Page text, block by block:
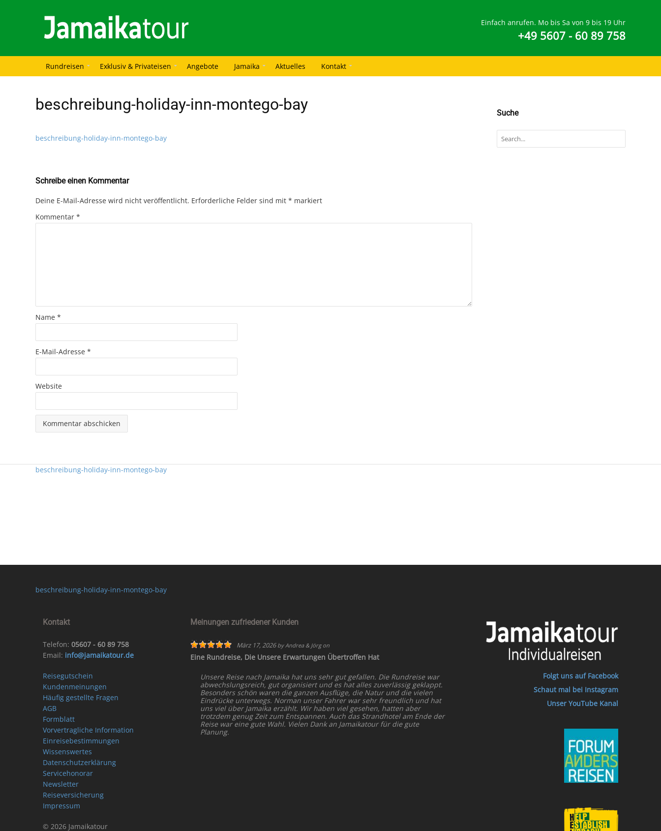
Einfach anrufen. Mo bis Sa von 9 bis 19 Uhr
+49 5607 - 60 89 758
Rundreisen Exklusiv & Privateisen Angebote Jamaika Aktuelles Kontakt
beschreibung-holiday-inn-montego-bay
beschreibung-holiday-inn-montego-bay
Schreibe einen Kommentar
Deine E-Mail-Adresse wird nicht veröffentlicht. Erforderliche Felder sind mit * markiert
Kommentar *
Name *
E-Mail-Adresse *
Website
Suche
beschreibung-holiday-inn-montego-bay
beschreibung-holiday-inn-montego-bay
Kontakt
Telefon: 05607 - 60 89 758
Email: info@jamaikatour.de
Reisegutschein
Kundenmeinungen
Häufig gestellte Fragen
AGB
Formblatt
Vorvertragliche Information
Einreisebestimmungen
Wissenswertes
Datenschutzerklärung
Servicehonorar
Newsletter
Reiseversicherung
Impressum
© 2026 Jamaikatour
Meinungen zufriedener Kunden
März 17, 2026byAndrea & Jörgon
Eine Rundreise, Die Unsere Erwartungen Übertroffen Hat
Unsere Reise nach Jamaika hat uns sehr gut gefallen. Die Rundreise war
abwechslungsreich, gut organisiert und es hat alles zuverlässig geklappt.
Besonders schön waren die ganzen Ausflüge, die Natur und die vielen
Eindrücke unterwegs. Norman unser Fahrer war sehr freundlich und hat
uns viel über Jamaika erzählt. Wir haben viel gesehen, hatten aber
trotzdem genug Zeit zum Entspannen. Auch das Strandhotel am Ende der
Reise war eine gute Wahl. Vielen Dank an Jamaikatour für die gute
Planung.
Folgt uns auf Facebook
Schaut mal bei Instagram
Unser YouTube Kanal